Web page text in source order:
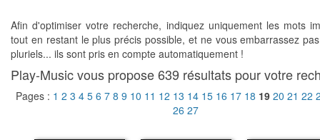
Afin d'optimiser votre recherche, indiquez uniquement les mots
tout en restant le plus précis possible, et ne vous embarrassez
pluriels... ils sont pris en compte automatiquement !
Play-Music vous propose 639 résultats pour votre
Pages : 1 2 3 4 5 6 7 8 9 10 11 12 13 14 15 16 17 18 19 20 21 22
26 27